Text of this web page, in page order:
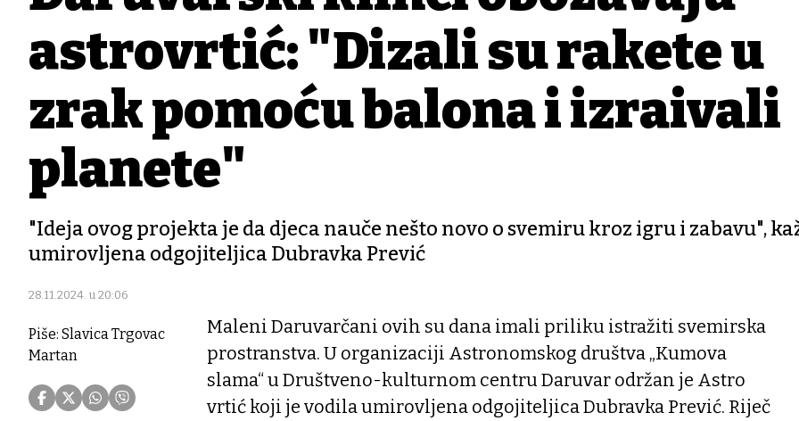
astrovrtić: "Dizali su rakete u
zrak pomoću balona i izrađivali
planete"
"Ideja ovog projekta je da djeca nauče nešto novo o svemiru kroz igru i zabavu",
umirovljena odgojiteljica Dubravka Prević
28.11.2024. u 20:06
Piše: Slavica Trgovac
Martan
Maleni Daruvarčani ovih su dana imali priliku istražiti svemirska
prostranstva. U organizaciji Astronomskog društva „Kumova
slama“ u Društveno-kulturnom centru Daruvar održan je Astro
vrtić koji je vodila umirovljena odgojiteljica Dubravka Prević. Riječ